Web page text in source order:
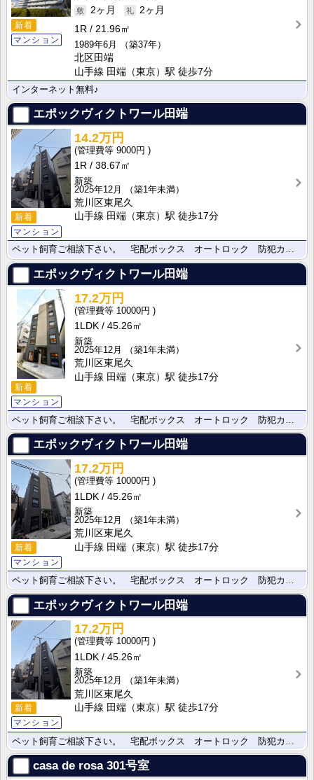
新着
マンション
2ヶ月
2ヶ月
1R
21.96㎡
1989年6月
（築37年）
北区田端
山手線 田端（東京）駅 徒歩7分
インターネット無料♪
エポックヴィクトワール田端
新着
マンション
14.2万円
9000円
1R
38.67㎡
新築
2025年12月
（築1年未満）
荒川区東尾久
山手線 田端（東京）駅 徒歩17分
ペット飼育ご相談下さい。 宅配ボックス オートロック 防犯カメラ
エポックヴィクトワール田端
新着
マンション
17.2万円
10000円
1LDK
45.26㎡
新築
2025年12月
（築1年未満）
荒川区東尾久
山手線 田端（東京）駅 徒歩17分
エポックヴィクトワール田端
新着
マンション
17.2万円
10000円
1LDK
45.26㎡
新築
2025年12月
（築1年未満）
荒川区東尾久
山手線 田端（東京）駅 徒歩17分
エポックヴィクトワール田端
新着
マンション
17.2万円
10000円
1LDK
45.26㎡
新築
2025年12月
（築1年未満）
荒川区東尾久
山手線 田端（東京）駅 徒歩17分
casa de rosa301号室